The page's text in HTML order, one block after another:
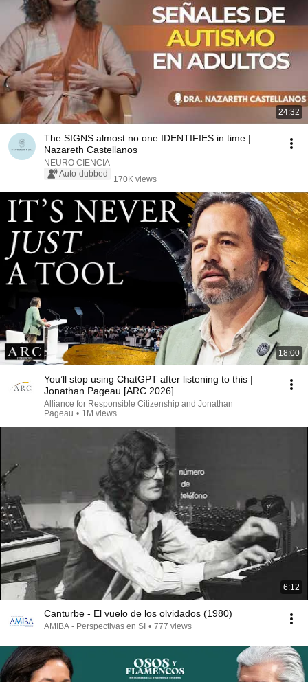
24:32
The SIGNS almost no one IDENTIFIES in time |
Nazareth Castellanos
NEURO CIENCIA
Auto-dubbed
170K views
18:00
You’ll stop using ChatGPT after listening to this |
Jonathan Pageau [ARC 2026]
Alliance for Responsible Citizenship and Jonathan
Pageau • 1M views
6:12
Canturbe - El vuelo de los olvidados (1980)
AMIBA - Perspectivas en SI • 777 views